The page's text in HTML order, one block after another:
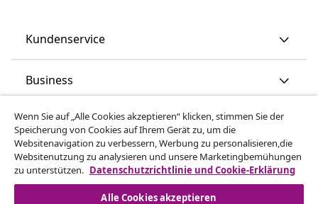
Kundenservice
Business
vidaXL
Mehr entdecken
Wenn Sie auf „Alle Cookies akzeptieren“ klicken, stimmen Sie der
Speicherung von Cookies auf Ihrem Gerät zu, um die
Websitenavigation zu verbessern, Werbung zu personalisieren,die
Websitenutzung zu analysieren und unsere Marketingbemühungen
zu unterstützen. Datenschutzrichtlinie und Cookie-Erklärung
Alle Cookies akzeptieren